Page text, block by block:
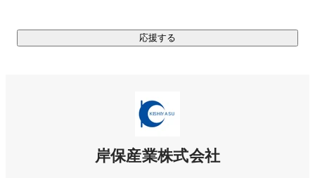
起こすチームでありたいと考えています。
私たちの仕事は、デスクの上だけでは完結しません。 日本全
国の産地を訪れ、職人の技に触れる。地域の飲食店を巡り、
現場の課題を肌で感じる。ときには出張先で地元のグルメを
堪能し、その土地の文化に没入する。その「好き」という情
応援する
岸保産業株式会社